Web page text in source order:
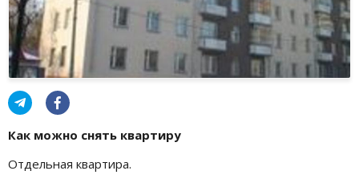
Как можно снять квартиру
Отдельная квартира.